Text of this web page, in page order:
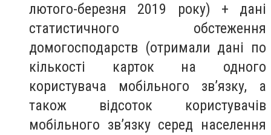
лютого-березня 2019 року) + дані
статистичного обстеження
домогосподарств (отримали дані по
кількості карток на одного
користувача мобільного зв’язку, а
також відсоток користувачів
мобільного зв’язку серед населення